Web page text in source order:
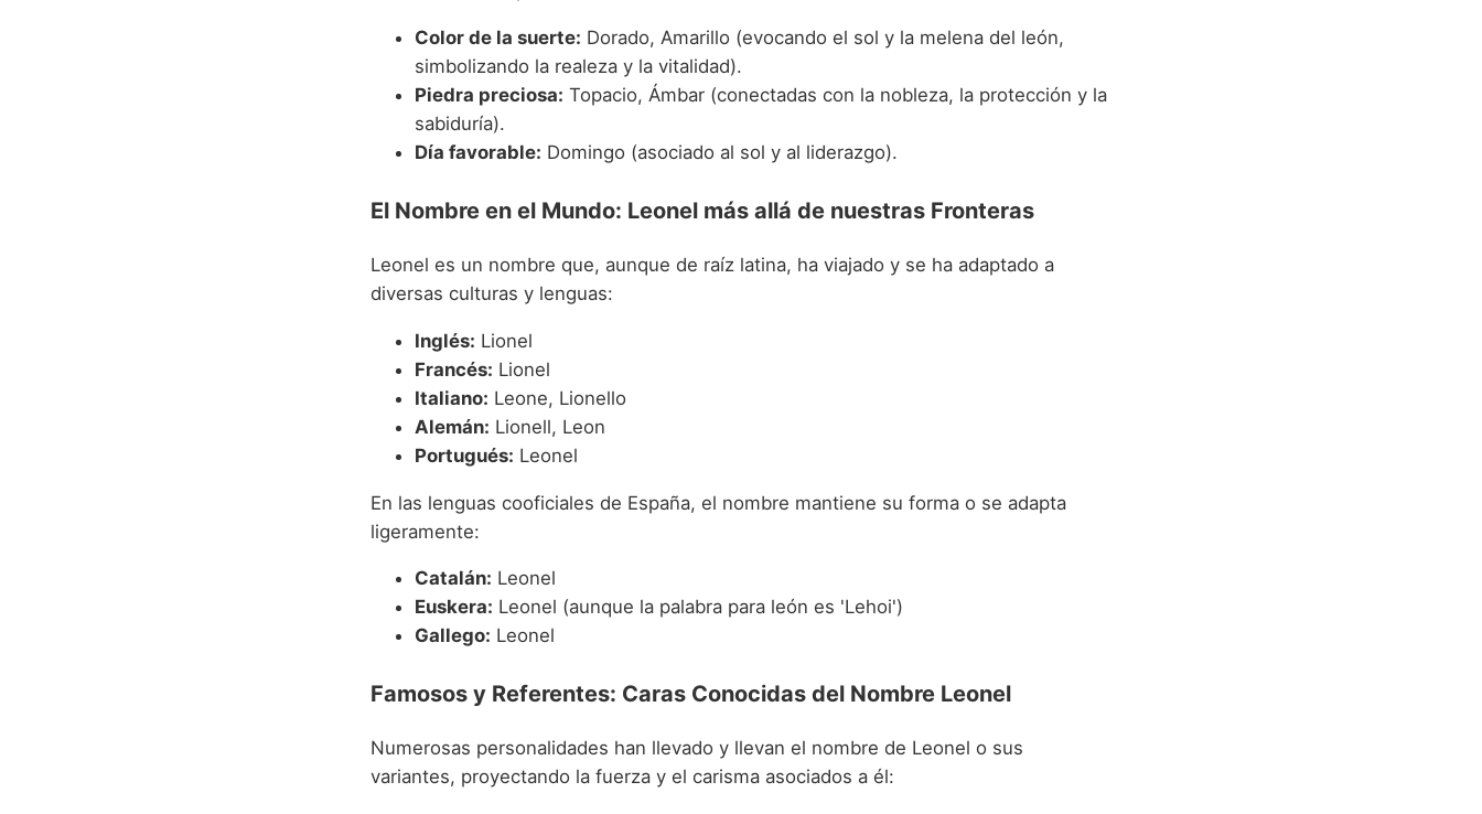
Color de la suerte: Dorado, Amarillo (evocando el sol y la melena del león,
simbolizando la realeza y la vitalidad).
Piedra preciosa: Topacio, Ámbar (conectadas con la nobleza, la protección y la
sabiduría).
Día favorable: Domingo (asociado al sol y al liderazgo).
El Nombre en el Mundo: Leonel más allá de nuestras Fronteras
Leonel es un nombre que, aunque de raíz latina, ha viajado y se ha adaptado a
diversas culturas y lenguas:
Inglés: Lionel
Francés: Lionel
Italiano: Leone, Lionello
Alemán: Lionell, Leon
Portugués: Leonel
En las lenguas cooficiales de España, el nombre mantiene su forma o se adapta
ligeramente:
Catalán: Leonel
Euskera: Leonel (aunque la palabra para león es 'Lehoi')
Gallego: Leonel
Famosos y Referentes: Caras Conocidas del Nombre Leonel
Numerosas personalidades han llevado y llevan el nombre de Leonel o sus
variantes, proyectando la fuerza y el carisma asociados a él: